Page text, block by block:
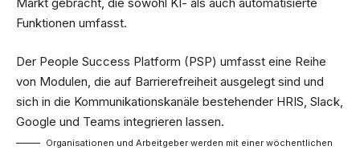
Funktionen umfasst.
Der People Success Platform (PSP) umfasst eine Reihe
von Modulen, die auf Barrierefreiheit ausgelegt sind und
sich in die Kommunikationskanäle bestehender HRIS, Slack,
Google und Teams integrieren lassen.
Organisationen und Arbeitgeber werden mit einer wöchentlichen